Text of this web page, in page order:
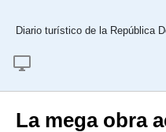
Diario turístico de la República
La mega obra